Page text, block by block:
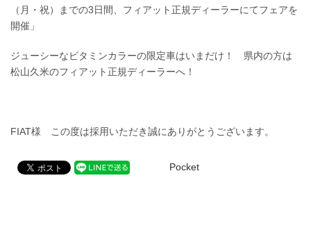
（月・祝）までの3日間、フィアット正規ディーラーにてフェアを
開催」
ジューシーなビタミンカラーの限定車はいまだけ！ 県内の方は
松山久米のフィアット正規ディーラーへ！
FIAT様 この度は採用いただき誠にありがとうございます。
Pocket